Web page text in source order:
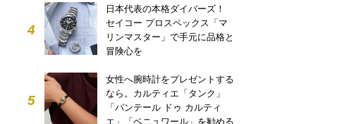
4
日本代表の本格ダイバーズ！
セイコー プロスペックス「マ
リンマスター」で手元に品格と
冒険心を
5
女性へ腕時計をプレゼントする
なら。カルティエ「タンク」
「パンテール ドゥ カルティ
エ」「ベニュワール」を勧める